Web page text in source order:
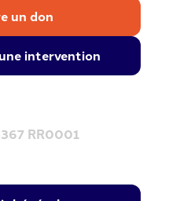
un don
intervention
RR0001